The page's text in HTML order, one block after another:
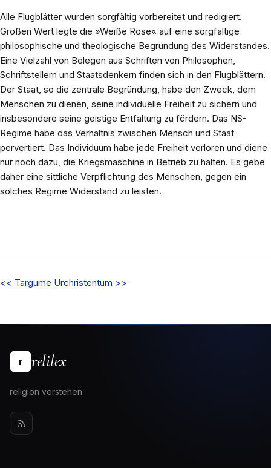
Alle Flugblätter wurden sorgfältig vorbereitet und redigiert.
Großen Wert legte die »Weiße Rose« auf eine sorgfältige
philosophische und theologische Begründung des Widerstandes.
Eine Vielzahl von Belegen aus Schriften von Philosophen,
Schriftstellern und Staatsdenkern finden sich in den Flugblättern.
Der Staat, so die zentrale Begründung, habe den Zweck, dem
Menschen zu dienen, seine individuelle Freiheit zu sichern und
insbesondere seine geistige Entfaltung zu fördern. Das NS-
Regime habe das Verhältnis zwischen Mensch und Staat
pervertiert. Das Individuum habe jede Freiheit verloren und diene
nur noch dazu, die Kriegsmaschine in Betrieb zu halten. Es gebe
daher eine sittliche Verpflichtung des Menschen, gegen ein
solches Regime Widerstand zu leisten.
<< Targume Urchristentum >>
r relilex
religion verstehen